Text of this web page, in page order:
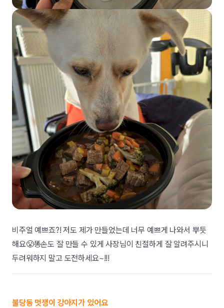
비주얼 예쁘죠?! 저도 제가 만들었는데 너무 예쁘게 나와서 뿌듯
해요😤똥손도 잘 만들 수 있게 사장님이 친절하게 잘 알려주시니
두려워하지 말고 도전하세요~!!!
불당동 멋쟁이 강아지가 있어요